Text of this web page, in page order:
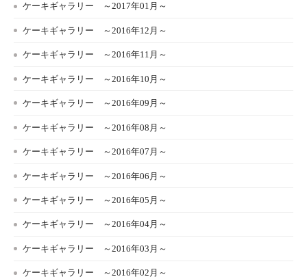
ケーキギャラリー ～2017年01月～
ケーキギャラリー ～2016年12月～
ケーキギャラリー ～2016年11月～
ケーキギャラリー ～2016年10月～
ケーキギャラリー ～2016年09月～
ケーキギャラリー ～2016年08月～
ケーキギャラリー ～2016年07月～
ケーキギャラリー ～2016年06月～
ケーキギャラリー ～2016年05月～
ケーキギャラリー ～2016年04月～
ケーキギャラリー ～2016年03月～
ケーキギャラリー ～2016年02月～